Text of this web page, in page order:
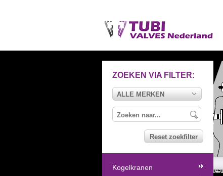
ZOEKEN VIA FILTER:
ALLE MERKEN
Reset zoekfilter
Kogelkranen